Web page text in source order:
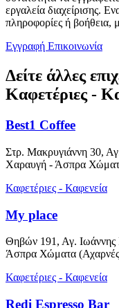
εργαλεία διαχείρισης.
πληροφορίες ή βοήθεια,
Εγγραφή Επικοινωνία
Δείτε άλλες
Καφετέριες -
Best1 Coffee
Στρ. Μακρυγιάννη 30,
Χαραυγή - Άσπρα
Καφετέριες - Καφενεία
My place
Θηβών 191, Αγ. Ιωάννης
Άσπρα Χώματα
Καφετέριες - Καφενεία
Redi Espresso Bar